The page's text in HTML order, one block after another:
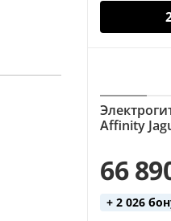
Affinity
66
+ 2 026